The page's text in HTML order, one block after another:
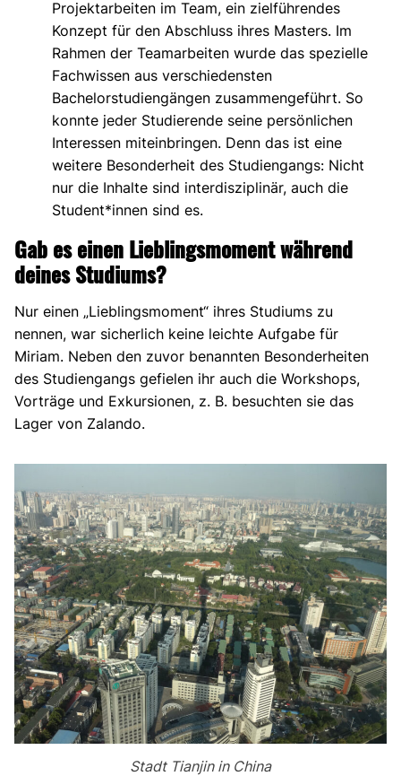
Projektarbeiten im Team, ein zielführendes
Konzept für den Abschluss ihres Masters. Im
Rahmen der Teamarbeiten wurde das spezielle
Fachwissen aus verschiedensten
Bachelorstudiengängen zusammengeführt. So
konnte jeder Studierende seine persönlichen
Interessen miteinbringen. Denn das ist eine
weitere Besonderheit des Studiengangs: Nicht
nur die Inhalte sind interdisziplinär, auch die
Student*innen sind es.
Gab es einen Lieblingsmoment während
deines Studiums?
Nur einen „Lieblingsmoment“ ihres Studiums zu
nennen, war sicherlich keine leichte Aufgabe für
Miriam. Neben den zuvor benannten Besonderheiten
des Studiengangs gefielen ihr auch die Workshops,
Vorträge und Exkursionen, z. B. besuchten sie das
Lager von Zalando.
Stadt Tianjin in China